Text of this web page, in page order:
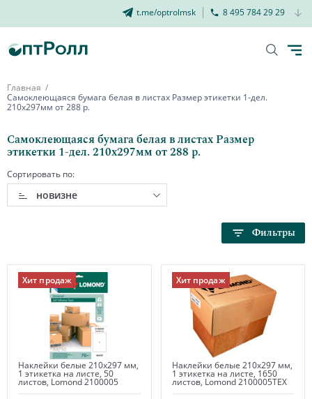
t.me/optrolmsk 8 495 784 29 29
Главная
Самоклеющаяся бумага белая в листах Размер этикетки 1-дел.
210х297мм от 288 р.
Самоклеющаяся бумага белая в листах Размер
этикетки 1-дел. 210х297мм от 288 р.
Сортировать по:
новизне
Фильтры
Хит продаж
Наклейки белые 210х297 мм,
1 этикетка на листе, 50
листов, Lomond 2100005
Хит продаж
Наклейки белые 210х297 мм,
1 этикетка на листе, 1650
листов, Lomond 2100005ТЕХ